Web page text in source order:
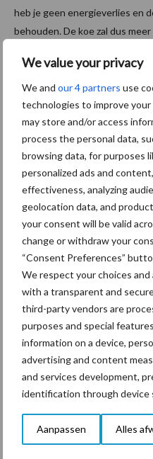
We value your privacy
We and our 4 partners use
technologies to improve
may store and/or access
process the personal data,
browsing data, for purposes
personalized ads and
effectiveness, analyzing
geolocation data, and
your consent will be valid
change or withdraw your
“Consent Preferences”
We respect your choices
with a transparent and
third-party vendors are
purposes and special
information on a device,
advertising and content
and services development,
identification through device
Aanpassen Alles
heb je geen energieverlies en
behouden. De koe zal dus
Aanbevolen voor
grillig:
in de
De
voor
markt
Themapagina's